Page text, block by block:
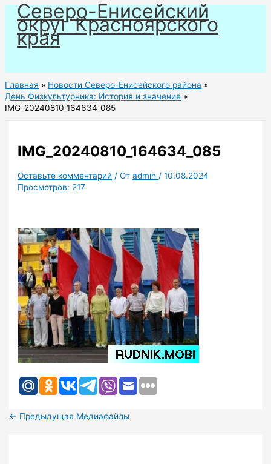
Перейти
содержимому
Северо-Енисейский
округ Красноярского
края
Главная
Новости Северо-Енисейского района
День Физкультурника: История и значение
IMG_20240810_164634_085
IMG_20240810_164634_085
Оставьте комментарий / Отadmin /10.08.2024
Просмотров: 217
← Предыдущая Медиафайлы